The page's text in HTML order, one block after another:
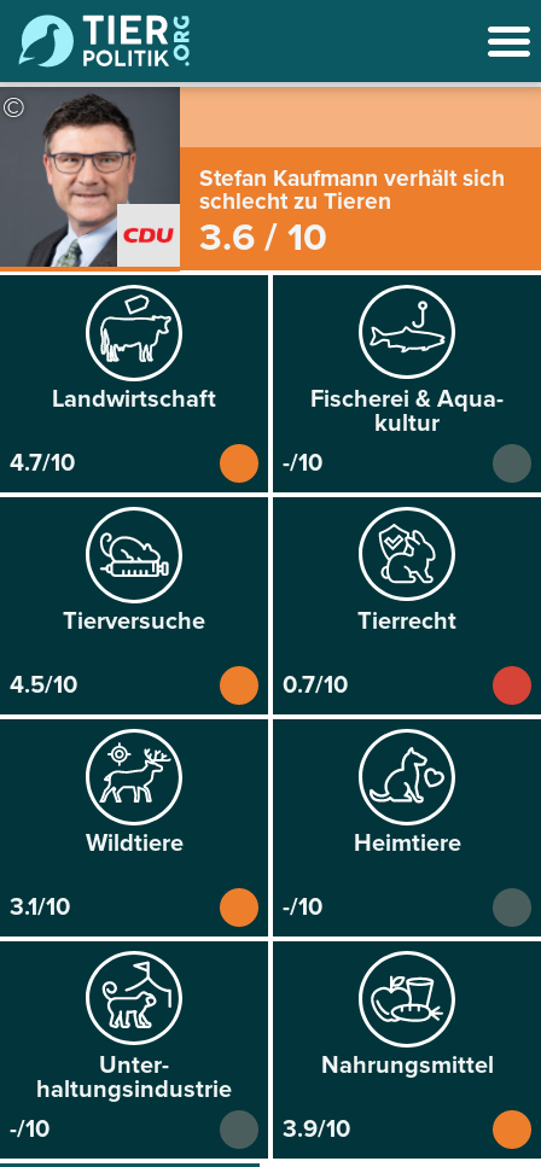
©
Stefan Kaufmann verhält sich
schlecht zu Tieren
3.6 / 10
Land­wirtschaft
4.7/10
Fischerei & Aqua­
kultur
-/10
Tier­versuche
4.5/10
Tier­recht
0.7/10
Wild­tiere
3.1/10
Heim­tiere
-/10
Unter­
haltungsindustrie
-/10
Nahrungs­mittel
3.9/10